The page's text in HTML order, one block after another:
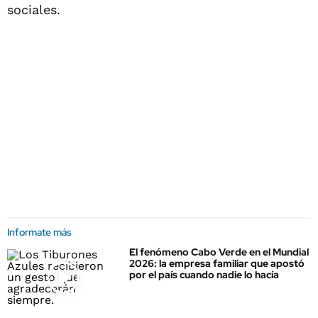
sociales.
Informate más
El fenómeno Cabo Verde en el Mundial
2026: la empresa familiar que apostó
por el país cuando nadie lo hacía